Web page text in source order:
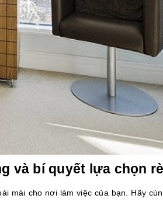
và bí quyết lựa chọn
mái cho nơi làm việc của bạn. Hãy